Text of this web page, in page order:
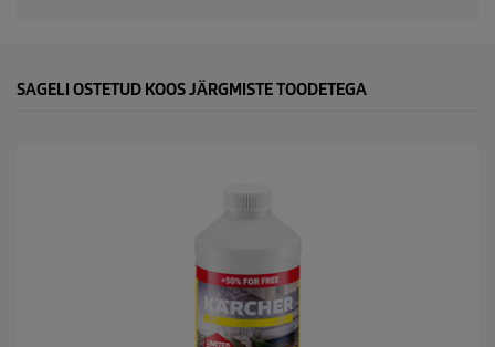
SAGELI OSTETUD KOOS JÄRGMISTE TOODETEGA